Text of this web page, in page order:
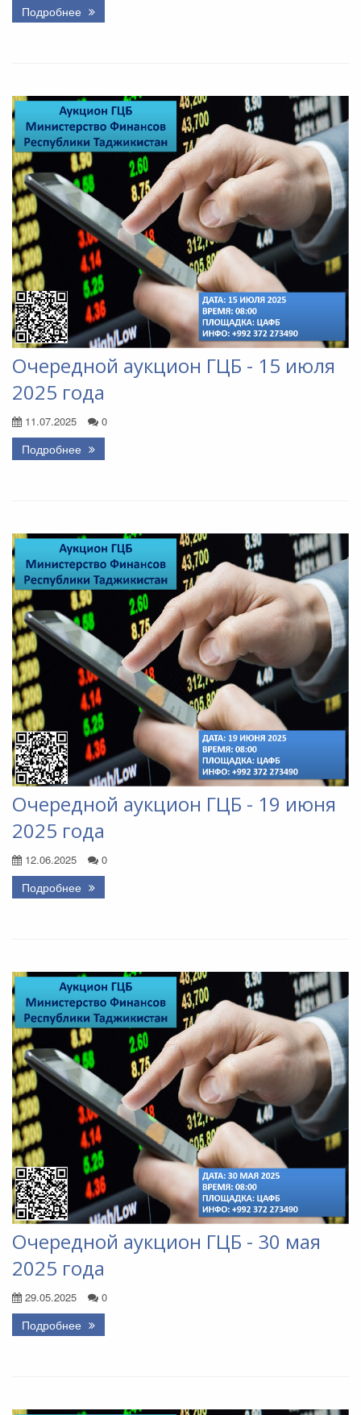
Подробнее
Очередной аукцион ГЦБ - 15 июля
2025 года
11.07.2025 0
Подробнее
Очередной аукцион ГЦБ - 19 июня
2025 года
12.06.2025 0
Подробнее
Очередной аукцион ГЦБ - 30 мая
2025 года
29.05.2025 0
Подробнее